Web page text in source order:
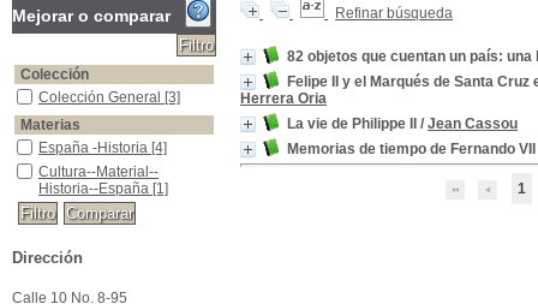
Refinar búsqueda
82 objetos que cuentan un país:
Felipe II y el Marqués de Santa
Herrera Oria
La vie de Philippe II
/ Jean Cassou
Memorias de tiempo de Fernando VII
1
Mejorar o comparar
Colección
Colección General
Colección General [3]
Materias
España -Historia
España -Historia [4]
Cultura--Material--Historia--España
Cultura--Material--
Historia--España [1]
Dirección
Calle 10 No. 8-95